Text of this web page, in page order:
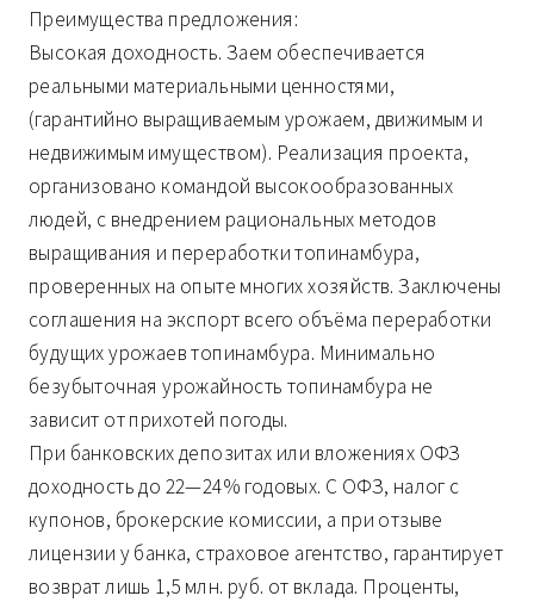
Преимущества предложения:
Высокая доходность. Заем обеспечивается
реальными материальными ценностями,
(гарантийно выращиваемым урожаем, движимым и
недвижимым имуществом). Реализация проекта,
организовано командой высокообразованных
людей, с внедрением рациональных методов
выращивания и переработки топинамбура,
проверенных на опыте многих хозяйств. Заключены
соглашения на экспорт всего объёма переработки
будущих урожаев топинамбура. Минимально
безубыточная урожайность топинамбура не
зависит от прихотей погоды.
При банковских депозитах или вложениях ОФЗ
доходность до 22—24% годовых. С ОФЗ, налог с
купонов, брокерские комиссии, а при отзыве
лицензии у банка, страховое агентство, гарантирует
возврат лишь 1,5 млн. руб. от вклада. Проценты,